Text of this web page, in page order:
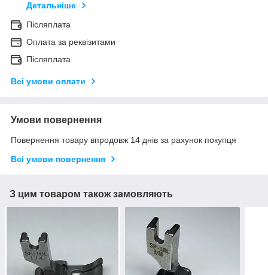
Детальніше
Післяплата
Оплата за реквізитами
Післяплата
Всі умови оплати
Умови повернення
Повернення товару впродовж 14 днів за рахунок покупця
Всі умови повернення
З цим товаром також замовляють